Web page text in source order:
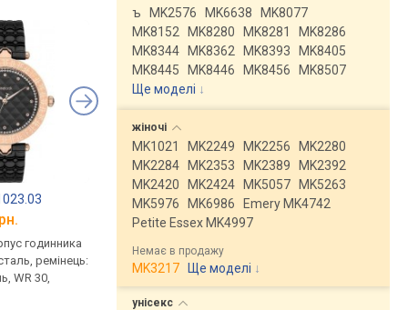
годинника
ремінець:
WR 30,
Freelook F.1.1023.04
від 7 550 грн.
кварцові, корпус годинника
нержавіюча сталь, ремінець:
браслет сталь, WR 30,
Франція
Freelook F.1.1023.05
ъ MK2576 MK6638
MK8077
MK8152
MK8280 MK8281
MK8286
MK8344
MK8362 MK8393
MK8405
MK8445
MK8446 MK8456
MK8507
Ще моделі ↓
жіночі
MK1021 MK2249 MK2256
MK2280
MK2284
MK2353 MK2389
MK2392
MK2420
MK2424 MK5057
MK5263
MK5976
MK6986
Emery MK4742
Petite Essex MK4997
Немає в продажу
MK3217 Ще моделі ↓
унісекс